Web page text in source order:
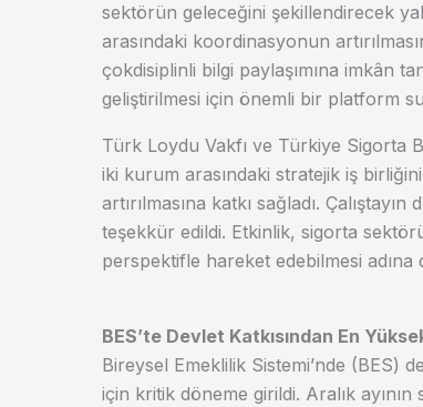
sektörün geleceğini şekillendirecek
arasındaki koordinasyonun
çokdisiplinli bilgi paylaşımına imkân
geliştirilmesi için önemli bir platform
Türk Loydu Vakfı ve Türkiye Sigorta
iki kurum arasındaki stratejik iş
artırılmasına katkı sağladı.
teşekkür edildi. Etkinlik, sigorta
perspektifle hareket edebilmesi
BES’te Devlet Katkısından En
Bireysel Emeklilik Sistemi’nde (BES)
için kritik döneme girildi. Aralık ayının